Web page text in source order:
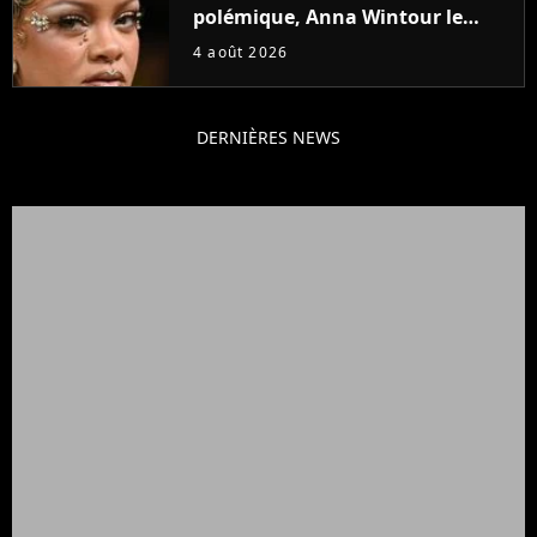
polémique, Anna Wintour le
défend
4 août 2026
DERNIÈRES NEWS